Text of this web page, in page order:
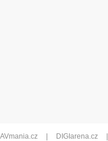
AVmania.cz DIGIarena.cz